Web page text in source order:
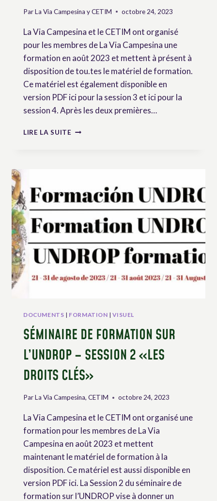
ParLa Via Campesina y CETIM octobre 24, 2023
La Via Campesina et le CETIM ont organisé
pour les membres de La Via Campesina une
formation en août 2023 et mettent à présent à
disposition de tou.tes le matériel de formation.
Ce matériel est également disponible en
version PDF ici pour la session 3 et ici pour la
session 4. Après les deux premières…
LIRE LA SUITE SÉMINAIRE
SESSION
3
« CAS
CONCRETS »
ET
4
« OUTILS
ET
EN
DOCUMENTS | FORMATION |VISUEL
SÉMINAIRE DE FORMATION SUR
L’UNDROP – SESSION 2 «LES
DROITS CLÉS»
ParLa Via Campesina, CETIM octobre 24, 2023
La Via Campesina et le CETIM ont organisé une
formation pour les membres de La Via
Campesina en août 2023 et mettent
maintenant le matériel de formation à la
disposition. Ce matériel est aussi disponible en
version PDF ici. La Session 2 du séminaire de
formation sur l’UNDROP vise à donner un